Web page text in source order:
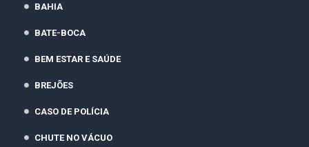
BAHIA
BATE-BOCA
BEM ESTAR E SAÚDE
BREJÕES
CASO DE POLÍCIA
CHUTE NO VÁCUO